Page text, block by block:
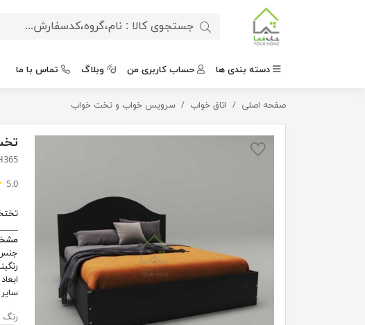
دسته بندی ها حساب کاربری من وبلاگ تماس با ما
صفحه اصلی اتاق خواب سرویس خواب و تخت خوابتخت خواب چوبی دو نفره مدل ترانه
5.0
رنگ